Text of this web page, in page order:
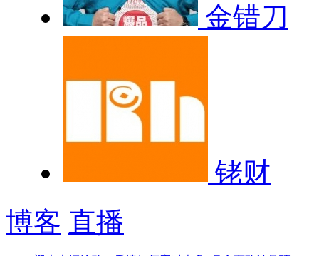
金错刀
铑财
博客 直播